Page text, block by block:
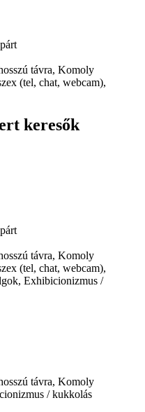
távra, Komoly
(tel, chat, webcam),
keresők
távra, Komoly
(tel, chat, webcam),
Exhibicionizmus /
távra, Komoly
/ kukkolás